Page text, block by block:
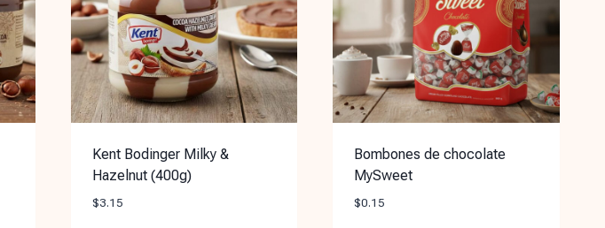
Kent Bodinger Milky &
Hazelnut (400g)
$3.15
Bombones de chocolate
MySweet
$0.15